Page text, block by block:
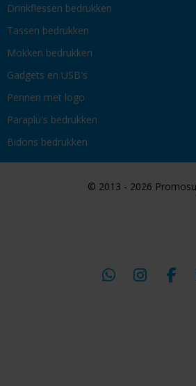
Drinkflessen bedrukken
Tassen bedrukken
Mokken bedrukken
Gadgets en USB's
Pennen met logo
Paraplu's bedrukken
Bidons bedrukken
© 2013 - 2026